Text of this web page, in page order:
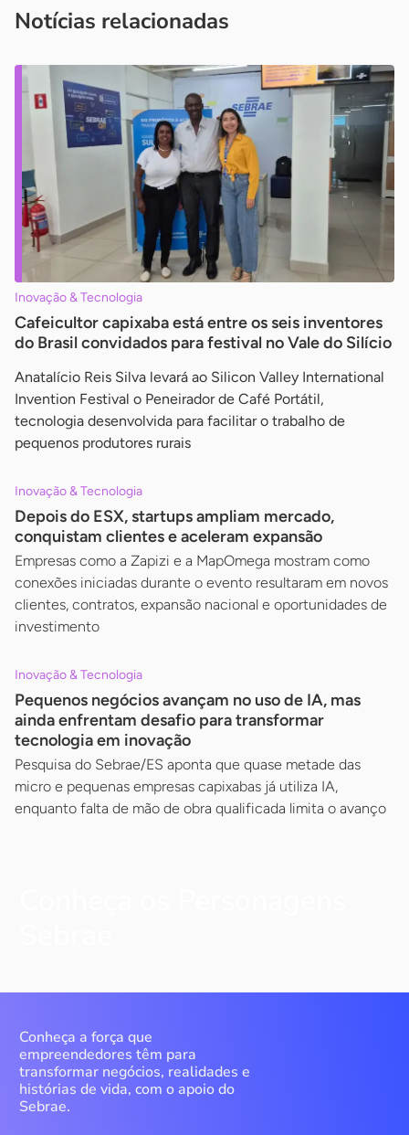
Notícias relacionadas
Inovação & Tecnologia
Cafeicultor capixaba está entre os seis inventores
do Brasil convidados para festival no Vale do Silício
Anatalício Reis Silva levará ao Silicon Valley International
Invention Festival o Peneirador de Café Portátil,
tecnologia desenvolvida para facilitar o trabalho de
pequenos produtores rurais
Inovação & Tecnologia
Depois do ESX, startups ampliam mercado,
conquistam clientes e aceleram expansão
Empresas como a Zapizi e a MapOmega mostram como
conexões iniciadas durante o evento resultaram em novos
clientes, contratos, expansão nacional e oportunidades de
investimento
Inovação & Tecnologia
Pequenos negócios avançam no uso de IA, mas
ainda enfrentam desafio para transformar
tecnologia em inovação
Pesquisa do Sebrae/ES aponta que quase metade das
micro e pequenas empresas capixabas já utiliza IA,
enquanto falta de mão de obra qualificada limita o avanço
Conheça a força que
empreendedores têm para
transformar negócios, realidades e
histórias de vida, com o apoio do
Sebrae.